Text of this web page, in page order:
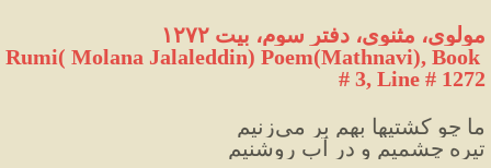
مولوی، مثنوی، دفتر سوم، بیت ۱۲۷۲
Rumi( Molana Jalaleddin) Poem(Mathnavi), Book
# 3, Line # 1272
ما چو کشتیها بهم بر می‌زنیم
تیره‌ چشمیم و در آب روشنیم